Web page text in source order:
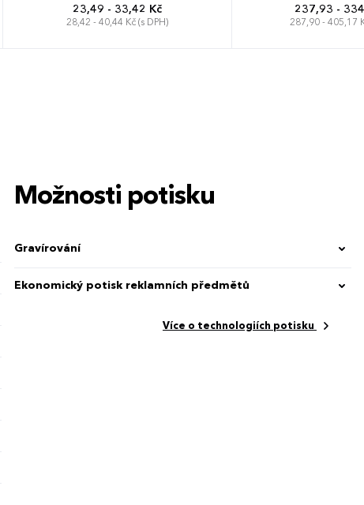
23,49 - 33,42 Kč
28,42 - 40,44 Kč (s DPH)
237,93 -
287,90 - 405,17
3
Možnosti potisku
Gravírování
Ekonomický potisk reklamních předmětů
Více o technologiích potisku